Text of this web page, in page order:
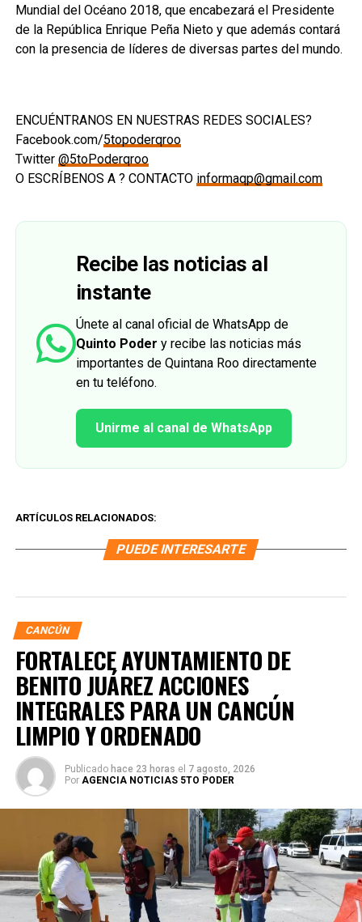
Mundial del Océano 2018, que encabezará el Presidente
de la República Enrique Peña Nieto y que además contará
con la presencia de líderes de diversas partes del mundo.
ENCUÉNTRANOS EN NUESTRAS REDES SOCIALES?
Facebook.com/5topoderqroo
Twitter @5toPoderqroo
O ESCRÍBENOS A ? CONTACTO informaqp@gmail.com
Recibe las noticias al
instante
Únete al canal oficial de WhatsApp de
Quinto Poder y recibe las noticias más
importantes de Quintana Roo directamente
en tu teléfono.
Unirme al canal de WhatsApp
ARTÍCULOS RELACIONADOS:
PUEDE INTERESARTE
CANCÚN
FORTALECE AYUNTAMIENTO DE
BENITO JUÁREZ ACCIONES
INTEGRALES PARA UN CANCÚN
LIMPIO Y ORDENADO
Publicado hace 23 horas el 7 agosto, 2026
Por AGENCIA NOTICIAS 5TO PODER